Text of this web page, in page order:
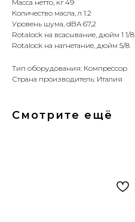
Масса нетто, кг 49
Количество масла, л 1.2
Уровень шума, dBA 67,2
Rotalock на всасывание, дюйм 1 1/8
Rotalock на нагнетание, дюйм 5/8
Тип оборудования: Компрессор
Страна производитель: Италия
Смотрите ещё